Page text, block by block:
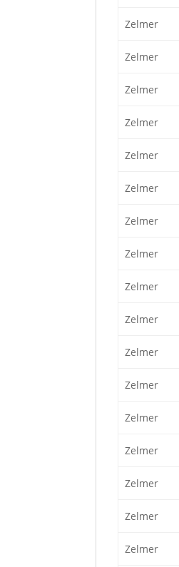
Zelmer
Zelmer
Zelmer
Zelmer
Zelmer
Zelmer
Zelmer
Zelmer
Zelmer
Zelmer
Zelmer
Zelmer
Zelmer
Zelmer
Zelmer
Zelmer
Zelmer